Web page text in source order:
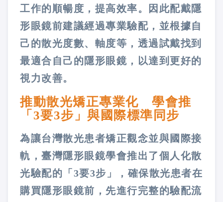
工作的順暢度，提高效率。因此配戴隱
形眼鏡前建議經過專業驗配，並根據自
己的散光度數、軸度等，透過試戴找到
最適合自己的隱形眼鏡，以達到更好的
視力改善。
推動散光矯正專業化 學會推
「3要3步」與國際標準同步
為讓台灣散光患者矯正觀念並與國際接
軌，臺灣隱形眼鏡學會推出了個人化散
光驗配的「3要3步」，確保散光患者在
購買隱形眼鏡前，先進行完整的驗配流